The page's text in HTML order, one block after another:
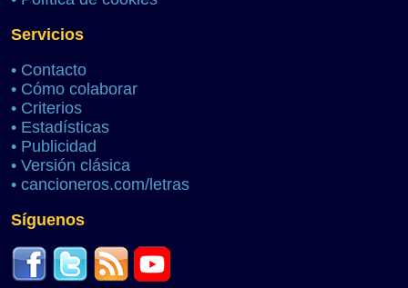
Servicios
• Contacto
• Cómo colaborar
• Criterios
• Estadísticas
• Publicidad
• Versión clásica
• cancioneros.com/letras
Síguenos